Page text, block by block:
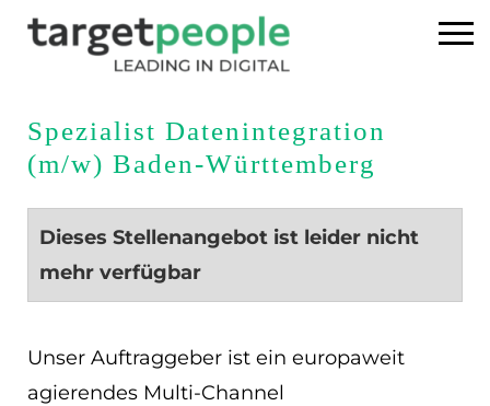
Executive Search
Referenzen
News
Spezialist Datenintegration
(m/w) Baden-Württemberg
Dieses Stellenangebot ist leider nicht
mehr verfügbar
Unser Auftraggeber ist ein europaweit
agierendes Multi-Channel